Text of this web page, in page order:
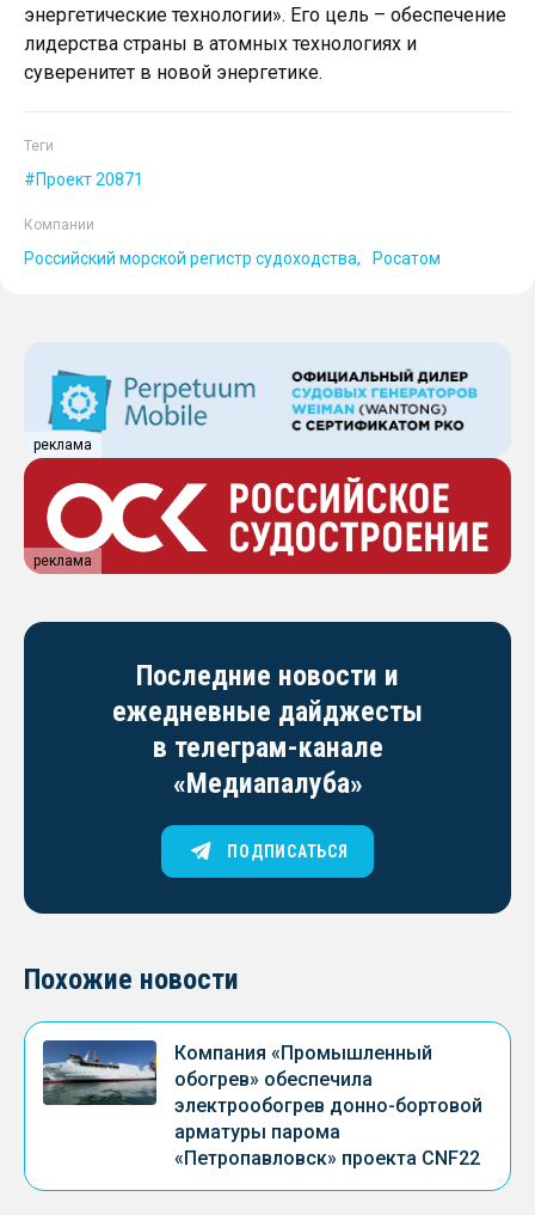
энергетические технологии». Его цель – обеспечение
лидерства страны в атомных технологиях и
суверенитет в новой энергетике.
Теги
Проект 20871
Компании
Российский морской регистр судоходства Росатом
реклама
реклама
Последние новости и
ежедневные дайджесты
в телеграм-канале
«Медиапалуба»
ПОДПИСАТЬСЯ
Похожие новости
Компания «Промышленный
обогрев» обеспечила
электрообогрев донно-бортовой
арматуры парома
«Петропавловск» проекта CNF22